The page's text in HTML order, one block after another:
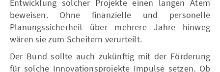
Entwicklung solcher Projekte einen langen Atem
beweisen. Ohne finanzielle und personelle
Planungssicherheit über mehrere Jahre hinweg
wären sie zum Scheitern verurteilt.
Der Bund sollte auch zukünftig mit der Förderung
für solche Innovationsprojekte Impulse setzen. Ob